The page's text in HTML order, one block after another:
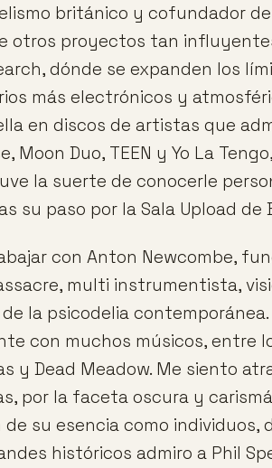
británico y cofundador de
otros proyectos tan
dónde se expanden los
más electrónicos y
en discos de artistas que
Moon Duo, TEEN y Yo La
la suerte de conocerle
su paso por la Sala Upload de
con Anton Newcombe,
multi instrumentista,
la psicodelia
con muchos músicos, entre
y Dead Meadow. Me siento
por la faceta oscura y
su esencia como individuos,
históricos admiro a Phil